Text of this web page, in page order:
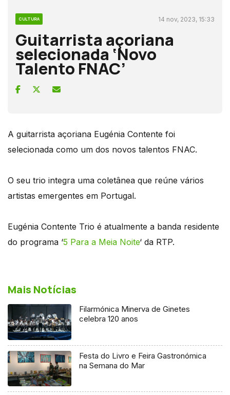
CULTURA 14 nov, 2023, 15:33
Guitarrista açoriana
selecionada ‘Novo
Talento FNAC’
A guitarrista açoriana Eugénia Contente foi
selecionada como um dos novos talentos FNAC.
O seu trio integra uma coletânea que reúne vários
artistas emergentes em Portugal.
Eugénia Contente Trio é atualmente a banda residente
do programa ‘5 Para a Meia Noite‘ da RTP.
Mais Notícias
Filarmónica Minerva de Ginetes
celebra 120 anos
Festa do Livro e Feira Gastronómica
na Semana do Mar